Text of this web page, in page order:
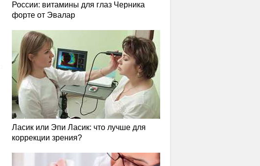
России: витамины для глаз Черника
форте от Эвалар
Ласик или Эпи Ласик: что лучше для
коррекции зрения?